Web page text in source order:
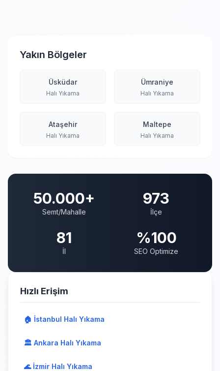
Yakın Bölgeler
Üsküdar
Halı Yıkama
Ümraniye
Halı Yıkama
Ataşehir
Halı Yıkama
Maltepe
Halı Yıkama
50.000+
Semt/Mahalle
973
İlçe
81
İl
%100
SEO Optimize
Hızlı Erişim
🏠 İstanbul Halı Yıkama
🏛️ Ankara Halı Yıkama
🌊 İzmir Halı Yıkama